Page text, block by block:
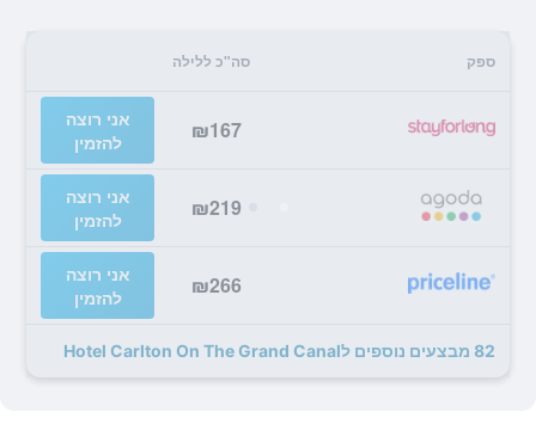
ספק סה"כ ללילה
₪167
אני רוצה
להזמין
₪219
אני רוצה
להזמין
₪266
אני רוצה
להזמין
82 מבצעים נוספים לHotel Carlton On The Grand Canal